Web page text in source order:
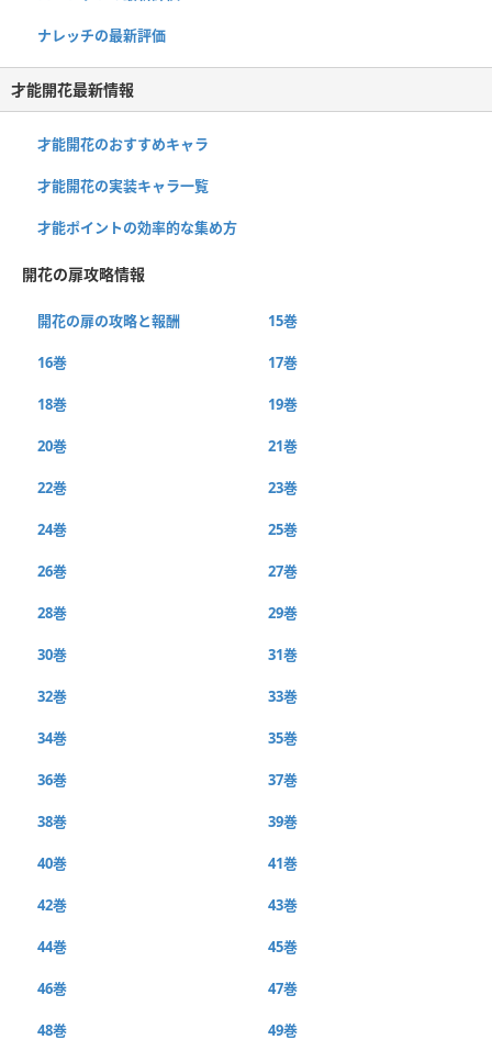
ナレッチの最新評価
才能開花最新情報
才能開花のおすすめキャラ
才能開花の実装キャラ一覧
才能ポイントの効率的な集め方
開花の扉攻略情報
開花の扉の攻略と報酬 15巻
16巻 17巻
18巻 19巻
20巻 21巻
22巻 23巻
24巻 25巻
26巻 27巻
28巻 29巻
30巻 31巻
32巻 33巻
34巻 35巻
36巻 37巻
38巻 39巻
40巻 41巻
42巻 43巻
44巻 45巻
46巻 47巻
48巻 49巻